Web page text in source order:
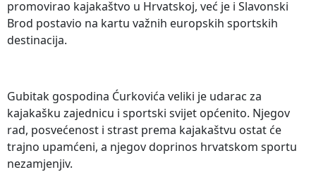
promovirao kajakaštvo u Hrvatskoj, već je i Slavonski
Brod postavio na kartu važnih europskih sportskih
destinacija.
Gubitak gospodina Ćurkovića veliki je udarac za
kajakašku zajednicu i sportski svijet općenito. Njegov
rad, posvećenost i strast prema kajakaštvu ostat će
trajno upamćeni, a njegov doprinos hrvatskom sportu
nezamjenjiv.